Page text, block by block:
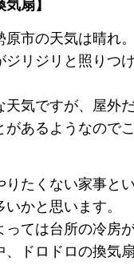
扇】
原市の天気は晴れ
ジリジリと照りつ
天気ですが、屋外
があるようなので
りたくない家事と
かと思います。
っては台所の冷房
、ドロドロの換気